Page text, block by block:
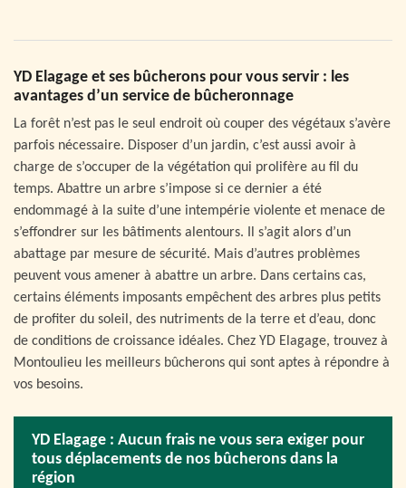
YD Elagage et ses bûcherons pour vous servir : les
avantages d’un service de bûcheronnage
La forêt n’est pas le seul endroit où couper des végétaux s’avère
parfois nécessaire. Disposer d’un jardin, c’est aussi avoir à
charge de s’occuper de la végétation qui prolifère au fil du
temps. Abattre un arbre s’impose si ce dernier a été
endommagé à la suite d’une intempérie violente et menace de
s’effondrer sur les bâtiments alentours. Il s’agit alors d’un
abattage par mesure de sécurité. Mais d’autres problèmes
peuvent vous amener à abattre un arbre. Dans certains cas,
certains éléments imposants empêchent des arbres plus petits
de profiter du soleil, des nutriments de la terre et d’eau, donc
de conditions de croissance idéales. Chez YD Elagage, trouvez à
Montoulieu les meilleurs bûcherons qui sont aptes à répondre à
vos besoins.
YD Elagage : Aucun frais ne vous sera exiger pour
tous déplacements de nos bûcherons dans la
région